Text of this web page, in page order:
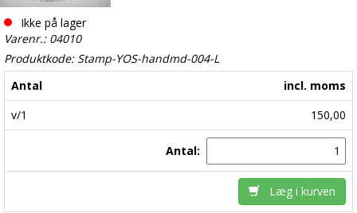
Ikke på lager
Varenr.: 04010
Produktkode: Stamp-YOS-handmd-004-L
Antal
incl. moms
v/1
150,00
Antal:
Læg i kurven